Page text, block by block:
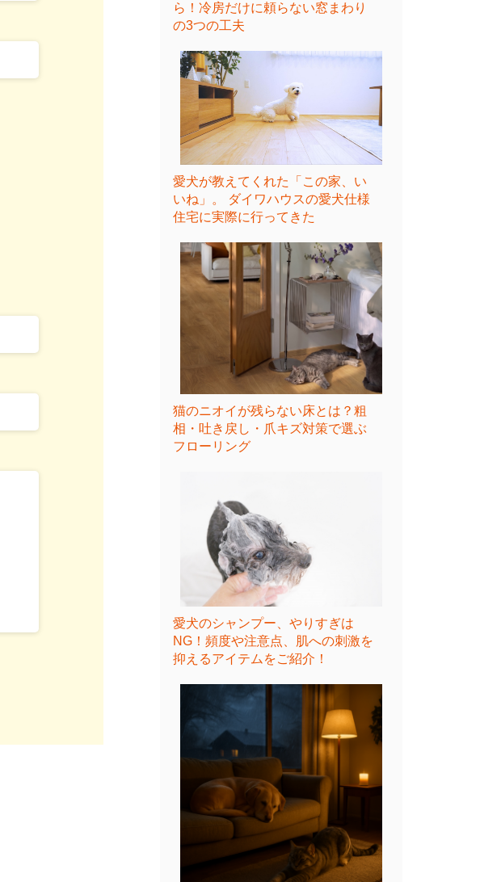
ら！冷房だけに頼らない窓まわり
の3つの工夫
愛犬が教えてくれた「この家、い
いね」。 ダイワハウスの愛犬仕様
住宅に実際に行ってきた
猫のニオイが残らない床とは？粗
相・吐き戻し・爪キズ対策で選ぶ
フローリング
愛犬のシャンプー、やりすぎは
NG！頻度や注意点、肌への刺激を
抑えるアイテムをご紹介！